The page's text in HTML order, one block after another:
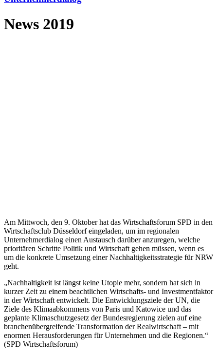
News 2019
Am Mittwoch, den 9. Oktober hat das Wirtschaftsforum SPD in den
Wirtschaftsclub Düsseldorf eingeladen, um im regionalen
Unternehmerdialog einen Austausch darüber anzuregen, welche
prioritären Schritte Politik und Wirtschaft gehen müssen, wenn es
um die konkrete Umsetzung einer Nachhaltigkeitsstrategie für NRW
geht.
„Nachhaltigkeit ist längst keine Utopie mehr, sondern hat sich in
kurzer Zeit zu einem beachtlichen Wirtschafts- und Investmentfaktor
in der Wirtschaft entwickelt. Die Entwicklungsziele der UN, die
Ziele des Klimaabkommens von Paris und Katowice und das
geplante Klimaschutzgesetz der Bundesregierung zielen auf eine
branchenübergreifende Transformation der Realwirtschaft – mit
enormen Herausforderungen für Unternehmen und die Regionen.“
(SPD Wirtschaftsforum)